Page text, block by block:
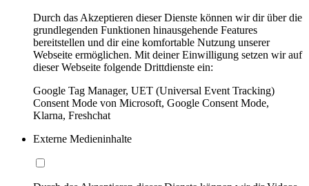
Durch das Akzeptieren dieser Dienste können wir dir über die
grundlegenden Funktionen hinausgehende Features
bereitstellen und dir eine komfortable Nutzung unserer
Webseite ermöglichen. Mit deiner Einwilligung setzen wir auf
dieser Webseite folgende Drittdienste ein:
Google Tag Manager, UET (Universal Event Tracking)
Consent Mode von Microsoft, Google Consent Mode,
Klarna, Freshchat
Externe Medieninhalte